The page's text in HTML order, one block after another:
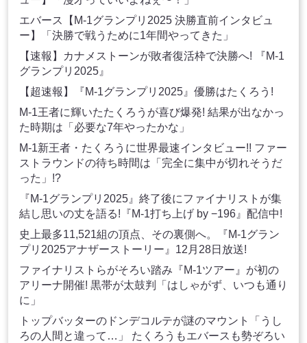
エバース【M-1グランプリ2025 決勝直前インタビュ
ー】「決勝で戦うために1年間やってきた」
【速報】カナメストーンが敗者復活枠で決勝へ! 『M-1
グランプリ2025』
【超速報】『M-1グランプリ2025』優勝はたくろう!
M-1王者に輝いたたくろうが喜び爆発! 結果が出なかっ
た時期は「必要な7年やったかな」
M-1新王者・たくろうに世界最速インタビュー!! ファー
ストラウンドの待ち時間は「完全に集中が切れそうだ
った」!?
『M-1グランプリ2025』終了後にファイナリストが集
結し思いの丈を語る!『M-1打ち上げ by −196』配信中!
史上最多11,521組の頂点、その裏側へ。『M-1グラン
プリ2025アナザーストーリー』12月28日放送!
ファイナリストらがそろい踏み『M-1ツアー』が初の
アリーナ開催! 黒帯が太鼓判「はしゃがず、いつも通り
に」
トップバッターのドンデコルテが謎のマウント「うし
ろの人間と違って…」 たくろうもエバースも勢ぞろい